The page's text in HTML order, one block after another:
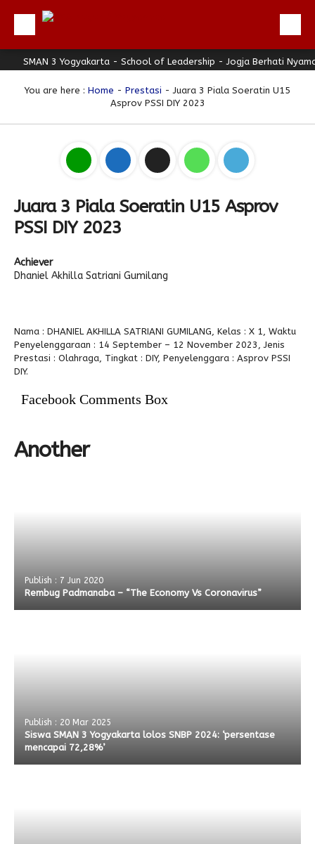
Beranda
Profil
Download
Bulletin
Alumni
SMAN 3 Yogyakarta - School of Leadership - Jogja Berhati Nyaman
You are here : Home - Prestasi - Juara 3 Piala Soeratin U15
Asprov PSSI DIY 2023
Juara 3 Piala Soeratin U15 Asprov
PSSI DIY 2023
Achiever
Dhaniel Akhilla Satriani Gumilang
Nama : DHANIEL AKHILLA SATRIANI GUMILANG, Kelas : X 1, Waktu
Penyelenggaraan : 14 September – 12 November 2023, Jenis
Prestasi : Olahraga, Tingkat : DIY, Penyelenggara : Asprov PSSI
DIY.
Facebook Comments Box
Another
Publish : 7 Jun 2020
Rembug Padmanaba – “The Economy Vs Coronavirus”
Publish : 20 Mar 2025
Siswa SMAN 3 Yogyakarta lolos SNBP 2024: ‘persentase
mencapai 72,28%’